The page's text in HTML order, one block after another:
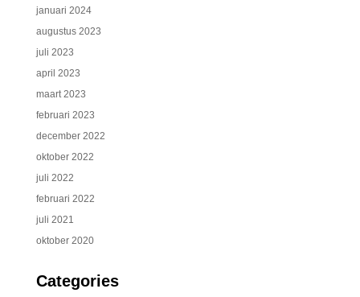
januari 2024
augustus 2023
juli 2023
april 2023
maart 2023
februari 2023
december 2022
oktober 2022
juli 2022
februari 2022
juli 2021
oktober 2020
Categories